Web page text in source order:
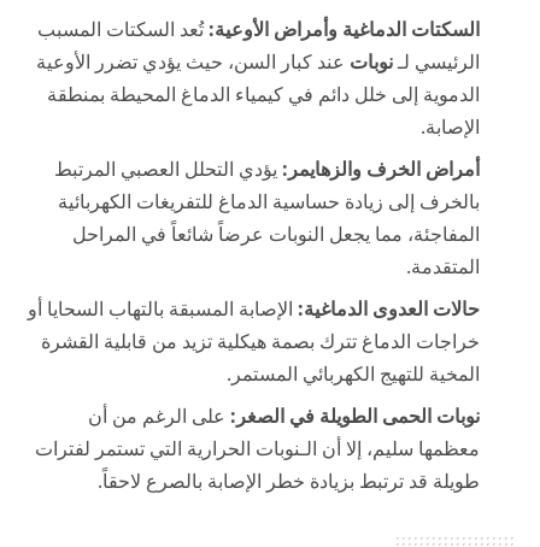
السكتات الدماغية وأمراض الأوعية:تُعد السكتات المسبب
الرئيسي لـنوبات عند كبار السن، حيث يؤدي تضرر الأوعية
الدموية إلى خلل دائم في كيمياء الدماغ المحيطة بمنطقة
الإصابة.
أمراض الخرف والزهايمر: يؤدي التحلل العصبي المرتبط
بالخرف إلى زيادة حساسية الدماغ للتفريغات الكهربائية
المفاجئة، مما يجعل النوبات عرضاً شائعاً في المراحل
المتقدمة.
حالات العدوى الدماغية: الإصابة المسبقة بالتهاب السحايا أو
خراجات الدماغ تترك بصمة هيكلية تزيد من قابلية القشرة
المخية للتهيج الكهربائي المستمر.
نوبات الحمى الطويلة في الصغر: على الرغم من أن
معظمها سليم، إلا أن الـنوبات الحرارية التي تستمر لفترات
طويلة قد ترتبط بزيادة خطر الإصابة بالصرع لاحقاً.